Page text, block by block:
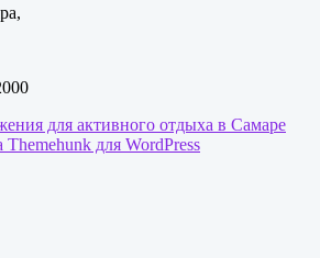
для активного отдыха в Самаре
Themehunk для WordPress